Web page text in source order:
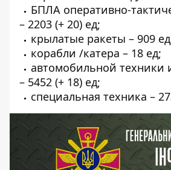
БПЛА оперативно-
– 2203 (+ 20) ед;
крылатые ракеты – 909
корабли /катера – 18 ед;
автомобильной техники
– 5452 (+ 18) ед;
специальная техника –